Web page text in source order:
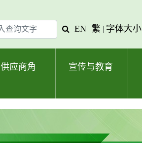
查
字
EN | 繁 | 字体大小
供应商角 宣传与教育